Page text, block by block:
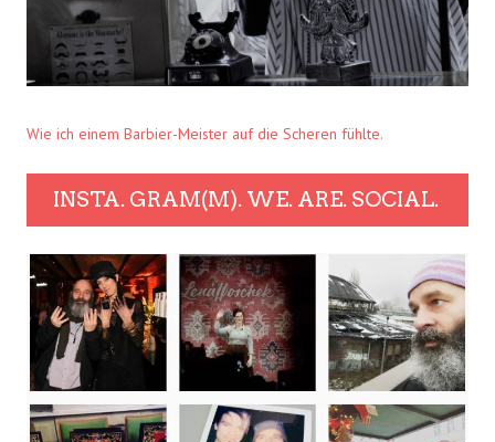
Wie ich einem Barbier-Meister auf die Scheren fühlte.
INSTA. GRAM(M). WE. ARE. SOCIAL.